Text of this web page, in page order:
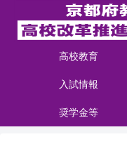
高校教育
入試情報
奨学金等